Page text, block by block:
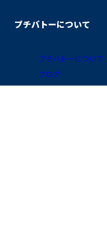
プチバトーについて
プチバトーについて
ブログ